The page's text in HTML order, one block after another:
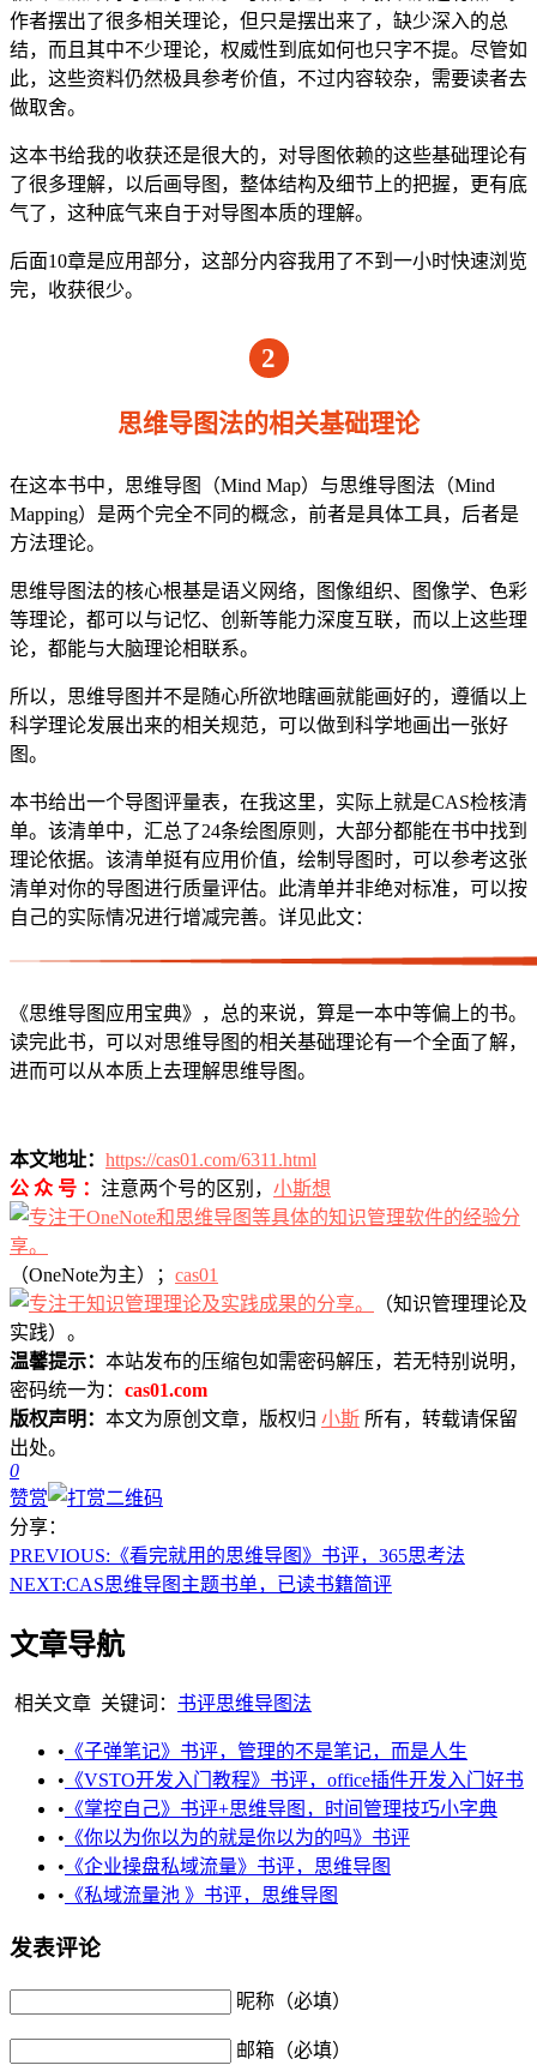
作者摆出了很多相关理论，但只是摆出来了，缺少深入的总
结，而且其中不少理论，权威性到底如何也只字不提。尽管如
此，这些资料仍然极具参考价值，不过内容较杂，需要读者去
做取舍。
这本书给我的收获还是很大的，对导图依赖的这些基础理论有
了很多理解，以后画导图，整体结构及细节上的把握，更有底
气了，这种底气来自于对导图本质的理解。
后面10章是应用部分，这部分内容我用了不到一小时快速浏览
完，收获很少。
2
思维导图法的相关基础理论
在这本书中，思维导图（Mind Map）与思维导图法（Mind
Mapping）是两个完全不同的概念，前者是具体工具，后者是
方法理论。
思维导图法的核心根基是语义网络，图像组织、图像学、色彩
等理论，都可以与记忆、创新等能力深度互联，而以上这些理
论，都能与大脑理论相联系。
所以，思维导图并不是随心所欲地瞎画就能画好的，遵循以上
科学理论发展出来的相关规范，可以做到科学地画出一张好
图。
本书给出一个导图评量表，在我这里，实际上就是CAS检核清
单。该清单中，汇总了24条绘图原则，大部分都能在书中找到
理论依据。该清单挺有应用价值，绘制导图时，可以参考这张
清单对你的导图进行质量评估。此清单并非绝对标准，可以按
自己的实际情况进行增减完善。详见此文：
《思维导图应用宝典》，总的来说，算是一本中等偏上的书。
读完此书，可以对思维导图的相关基础理论有一个全面了解，
进而可以从本质上去理解思维导图。
本文地址： https://cas01.com/6311.html
公 众 号 ： 注意两个号的区别， 小斯想
（OneNote为主）； cas01
（知识管理理论及
实践）。
温馨提示： 本站发布的压缩包如需密码解压，若无特别说明，
密码统一为： cas01.com
版权声明： 本文为原创文章，版权归 小斯 所有，转载请保留
出处。
0
赞赏
分享：
PREVIOUS: 《看完就用的思维导图》书评，365思考法
NEXT:CAS思维导图主题书单，已读书籍简评
文章导航
相关文章 关键词： 书评思维导图法
• 《子弹笔记》书评，管理的不是笔记，而是人生
• 《VSTO开发入门教程》书评，office插件开发入门好书
• 《掌控自己》书评+思维导图，时间管理技巧小字典
• 《你以为你以为的就是你以为的吗》书评
• 《企业操盘私域流量》书评，思维导图
• 《私域流量池 》书评，思维导图
发表评论
昵称（必填）
邮箱（必填）